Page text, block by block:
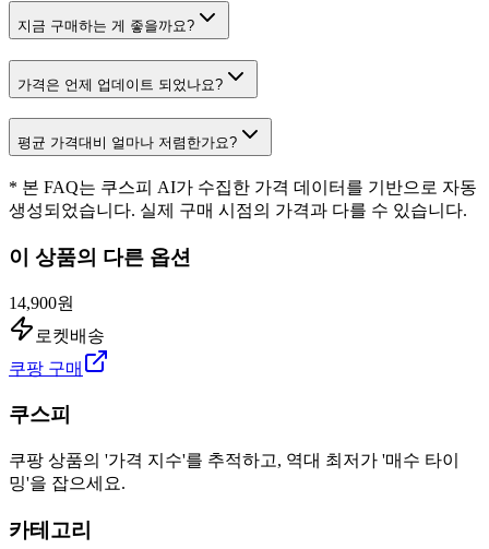
지금 구매하는 게 좋을까요?
가격은 언제 업데이트 되었나요?
평균 가격대비 얼마나 저렴한가요?
* 본 FAQ는 쿠스피 AI가 수집한 가격 데이터를 기반으로 자동
생성되었습니다. 실제 구매 시점의 가격과 다를 수 있습니다.
이 상품의 다른 옵션
14,900원
로켓배송
쿠팡 구매
쿠스피
쿠팡 상품의 '가격 지수'를 추적하고, 역대 최저가 '매수 타이
밍'을 잡으세요.
카테고리